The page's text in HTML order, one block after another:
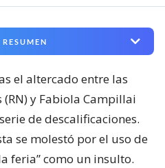
RESUMEN
el altercado entre las
y Fabiola Campillai
de descalificaciones.
se molestó por el uso de
feria” como un insulto.